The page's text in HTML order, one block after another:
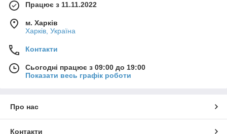
Працює з 11.11.2022
м. Харків
Харків, Україна
Контакти
Сьогодні працює з 09:00 до 19:00
Показати весь графік роботи
Про нас
Контакти